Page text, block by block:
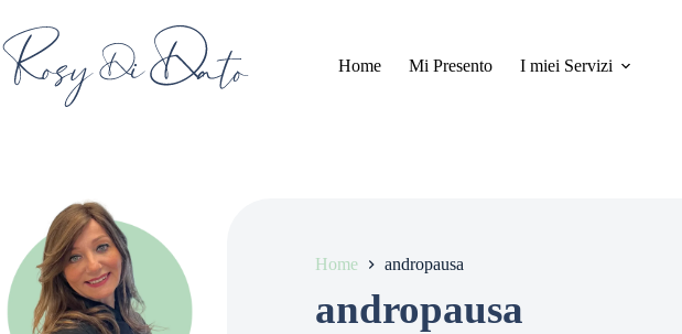
contenuto
Home
Mi Presento I miei Servizi
Home andropausa
andropausa